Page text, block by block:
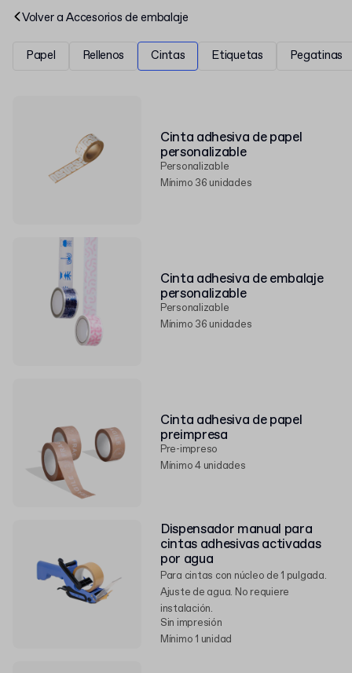
para proteger tus productos durante el transporte.
Volver a Accesorios de embalaje
Papel Rellenos Cintas Etiquetas Pegatinas
Cinta adhesiva de papel
personalizable
Personalizable
Mínimo 36 unidades
Cinta adhesiva de embalaje
personalizable
Personalizable
Mínimo 36 unidades
Cinta adhesiva de papel
preimpresa
Pre-impreso
Mínimo 4 unidades
Dispensador manual para
cintas adhesivas activadas
por agua
Para cintas con núcleo de 1 pulgada.
Ajuste de agua. No requiere
instalación.
Sin impresión
Mínimo 1 unidad